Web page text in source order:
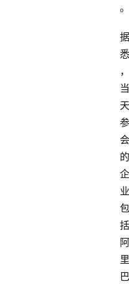
。
据
悉
，
当
天
参
会
的
企
业
包
括
阿
里
巴